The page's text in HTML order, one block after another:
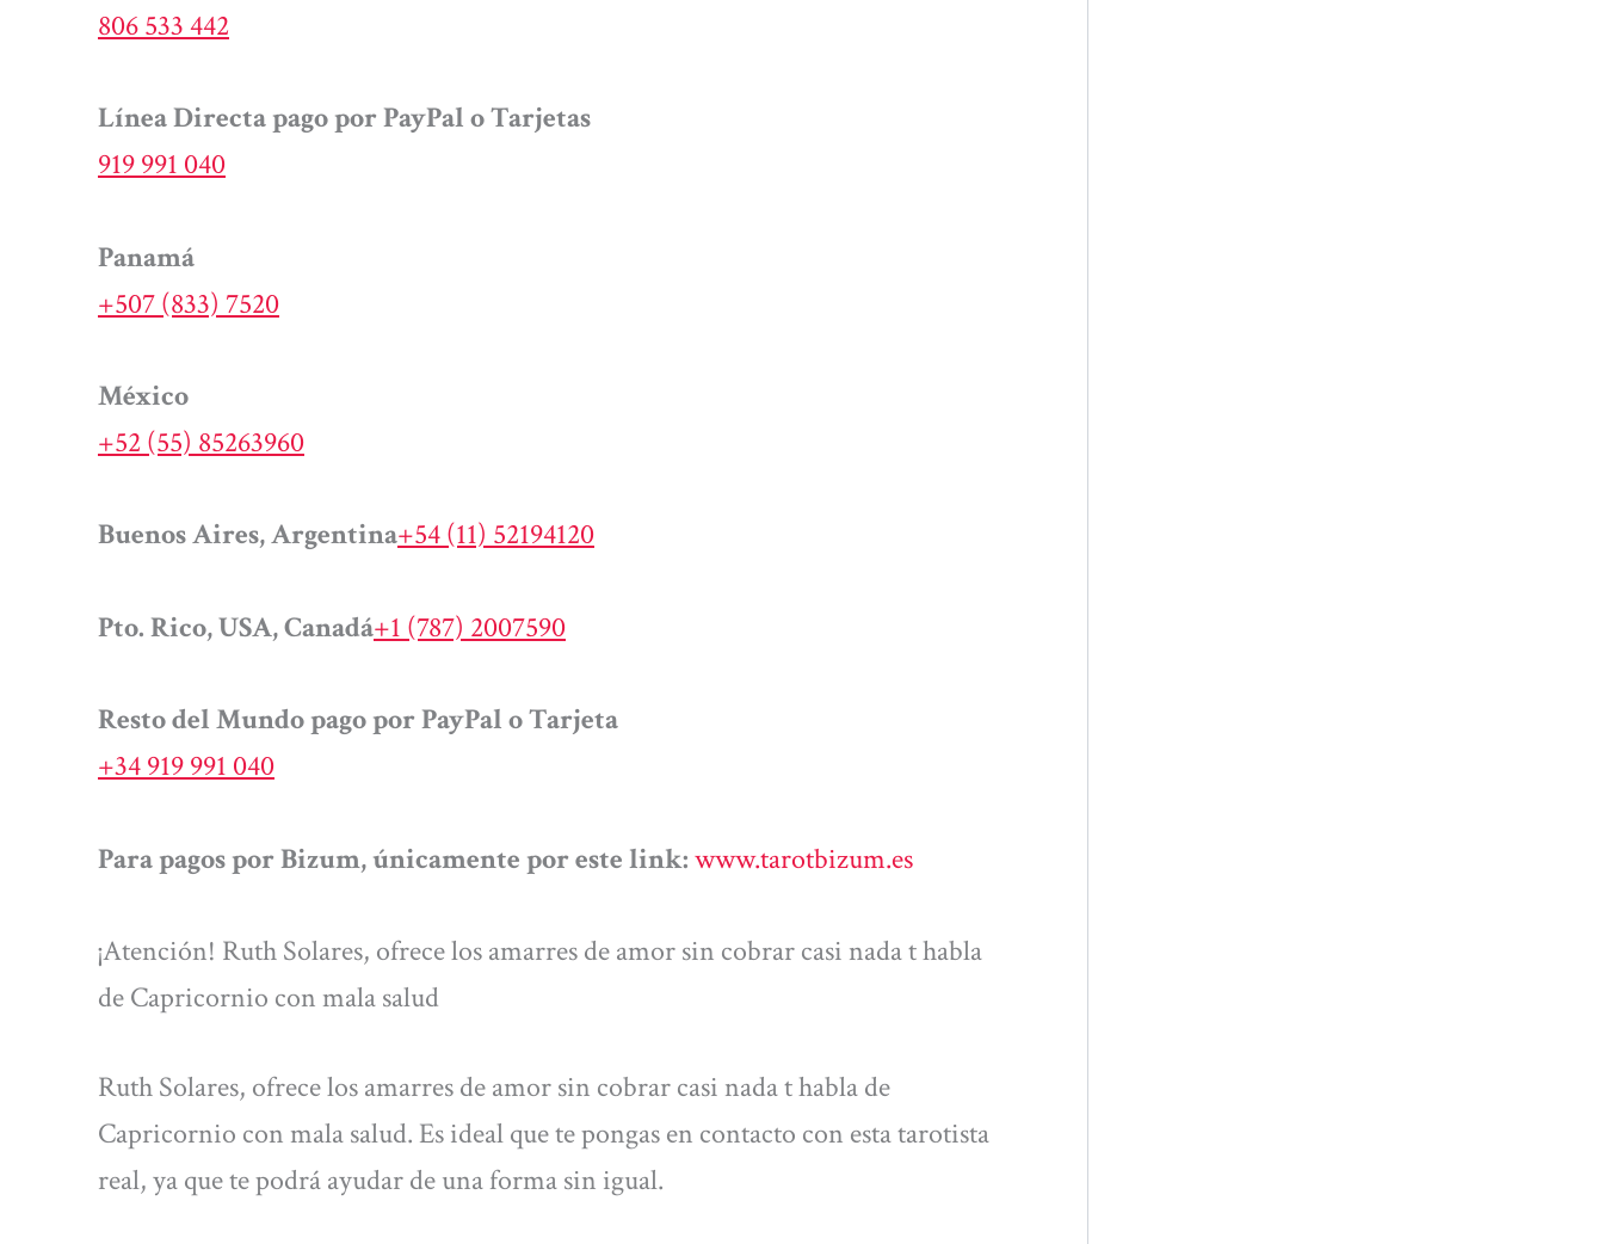
806 533 442
Línea Directa pago por PayPal o Tarjetas
919 991 040
Panamá
+507 (833) 7520
México
+52 (55) 85263960
Buenos Aires, Argentina+54 (11) 52194120
Pto. Rico, USA, Canadá+1 (787) 2007590
Resto del Mundo pago por PayPal o Tarjeta
+34 919 991 040
Para pagos por Bizum, únicamente por este link:www.tarotbizum.es
¡Atención! Ruth Solares, ofrece los amarres de amor sin cobrar casi nada t habla
de Capricornio con mala salud
Ruth Solares, ofrece los amarres de amor sin cobrar casi nada t habla de
Capricornio con mala salud. Es ideal que te pongas en contacto con esta tarotista
real, ya que te podrá ayudar de una forma sin igual.